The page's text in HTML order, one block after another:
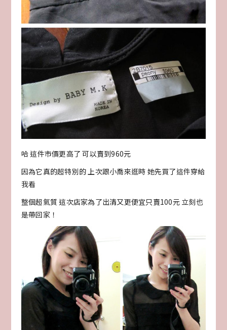
哈 這件市價更高了 可以賣到960元
因為它真的超特別的 上次跟小喬來逛時 她先買了這件穿給
我看
整個超氣質 這次店家為了出清又更便宜只賣100元 立刻也
是帶回家！